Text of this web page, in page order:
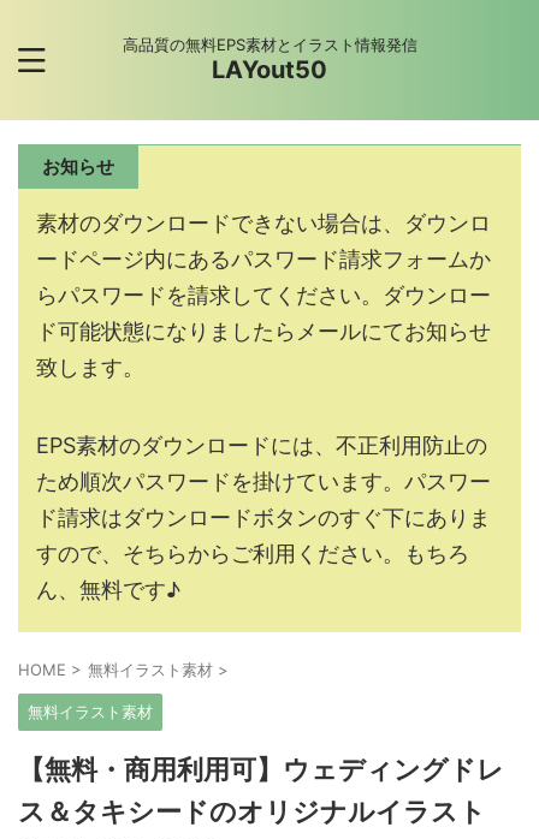
高品質の無料EPS素材とイラスト情報発信
LAYout50
お知らせ
素材のダウンロードできない場合は、ダウンロ
ードページ内にあるパスワード請求フォームか
らパスワードを請求してください。ダウンロー
ド可能状態になりましたらメールにてお知らせ
致します。
EPS素材のダウンロードには、不正利用防止の
ため順次パスワードを掛けています。パスワー
ド請求はダウンロードボタンのすぐ下にありま
すので、そちらからご利用ください。もちろ
ん、無料です♪
HOME > 無料イラスト素材 >
無料イラスト素材
【無料・商用利用可】ウェディングドレ
ス＆タキシードのオリジナルイラスト